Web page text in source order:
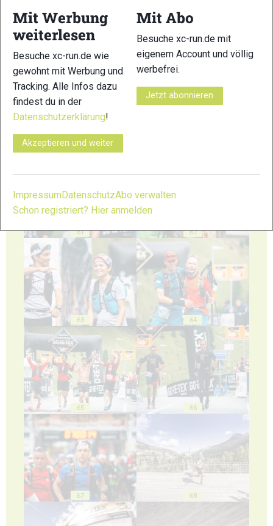
57 58
59
61 62
63 64
65 66
67 68
Mit Werbung
weiterlesen
Besuche xc-run.de wie
gewohnt mit Werbung und
Tracking. Alle Infos dazu
findest du in der
Datenschutzerklärung!
Akzeptieren und weiter
Mit Abo
Besuche xc-run.de mit
eigenem Account und völlig
werbefrei.
Jetzt abonnieren
Impressum DatenschutzAbo verwalten
Schon registriert? Hier anmelden